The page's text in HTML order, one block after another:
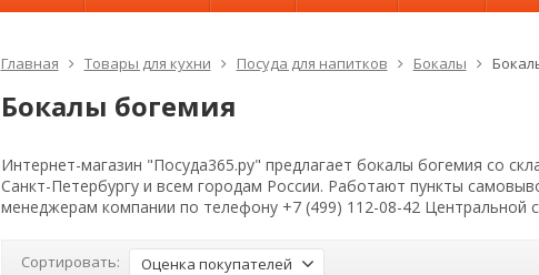
Главная Товары для кухни Посуда для напитков Бокалы
Бокалы богемия
Интернет-магазин "Посуда365.ру" предлагает бокалы богемия со
Санкт-Петербургу и всем городам России. Работают пункты
менеджерам компании по телефону +7 (499) 112-08-42 Центральной
Сортировать: Оценка покупателей